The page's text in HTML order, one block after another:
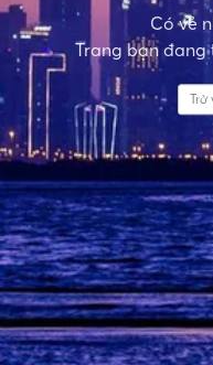
Có vẻ
Trang bạn đang
Trở